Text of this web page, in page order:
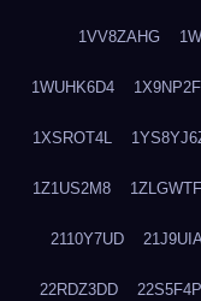
1VV8ZAHG
1WUHK6D4
1XSROT4L
1Z1US2M8
2110Y7UD
22RDZ3DD